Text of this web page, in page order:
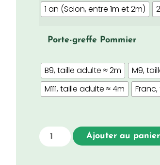
1 an (Scion, entre 1m et 2m)
Porte-greffe Pommier
B9, taille adulte ≈ 2m M9,
M111, taille adulte ≈ 4m
Ajouter au panier